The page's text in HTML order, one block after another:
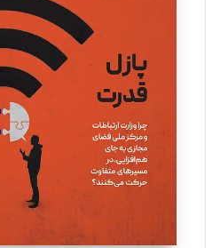
یسنا امان‌پور
تحریریه
ملینا جعفری
تحریریه
مصطفی مسجدی آرانی